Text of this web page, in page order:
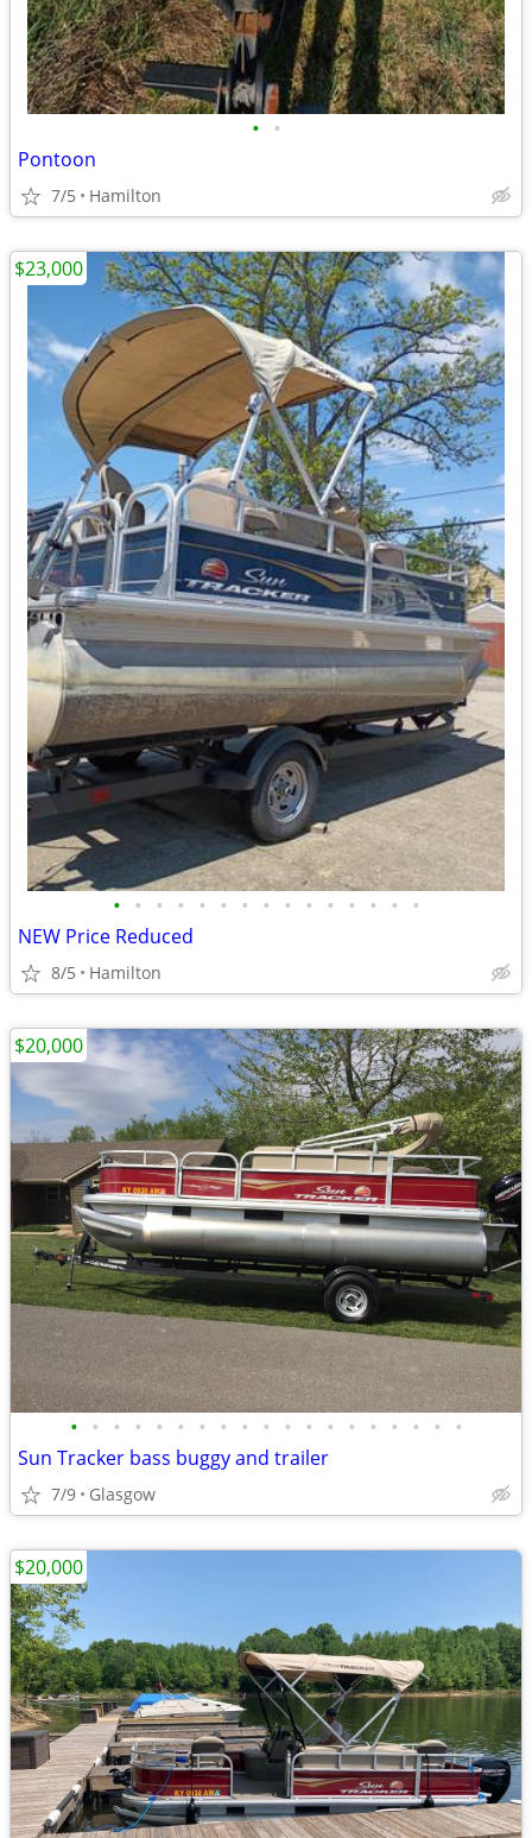
• •
Pontoon
7/5 Hamilton
• • • • • • • • • • • • • • •
NEW Price Reduced
8/5 Hamilton
$23,000
• • • • • • • • • • • • • • • • • • •
Sun Tracker bass buggy and trailer
7/9 Glasgow
$20,000
$20,000